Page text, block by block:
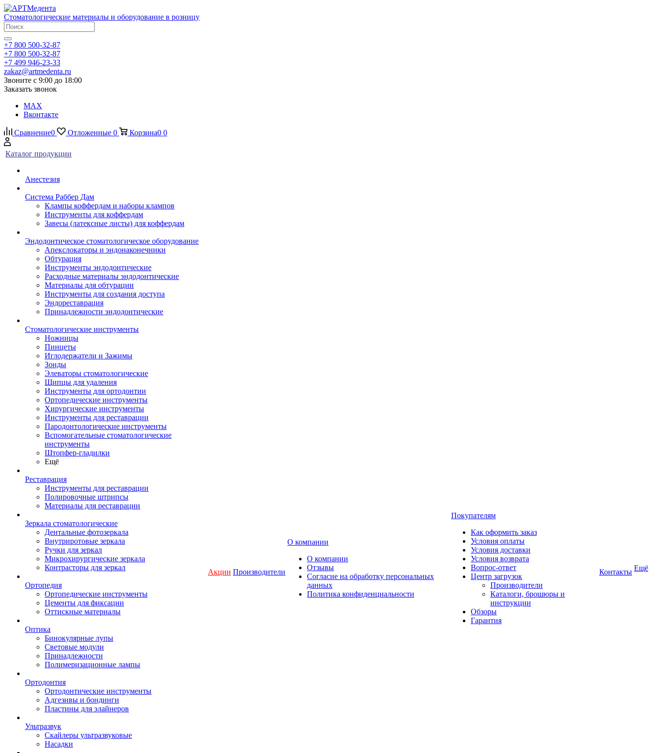
Стоматологические материалы и оборудование в розницу
+7 800 500-32-87
+7 800 500-32-87
+7 499 946-23-33
zakaz@artmedenta.ru
Звоните с 9:00 до 18:00
Заказать звонок
MAX
Вконтакте
Сравнение0 Отложенные 0 Корзина0 0
Каталог продукции
Анестезия
Система Раббер Дам
Клампы коффердам и наборы клампов
Инструменты для коффердам
Завесы (латексные листы) для коффердам
Эндодонтическое стоматологическое оборудование
Апекслокаторы и эндонаконечники
Обтурация
Инструменты эндодонтические
Расходные материалы эндодонтические
Материалы для обтурации
Инструменты для создания доступа
Эндореставрация
Принадлежности эндодонтические
Стоматологические инструменты
Ножницы
Пинцеты
Иглодержатели и Зажимы
Зонды
Элеваторы стоматологические
Щипцы для удаления
Инструменты для ортодонтии
Ортопедические инструменты
Хирургические инструменты
Инструменты для реставрации
Пародонтологические инструменты
Вспомогательные стоматологические
инструменты
Штопфер-гладилки
Ещё
Реставрация
Инструменты для реставрации
Полировочные штрипсы
Материалы для реставрации
Зеркала стоматологические
Дентальные фотозеркала
Внутриротовые зеркала
Ручки для зеркал
Микрохирургические зеркала
Контрасторы для зеркал
Ортопедия
Ортопедические инструменты
Цементы для фиксации
Оттискные материалы
Оптика
Бинокулярные лупы
Световые модули
Принадлежности
Полимеризационные лампы
Ортодонтия
Ортодонтические инструменты
Адгезивы и бондинги
Пластины для элайнеров
Ультразвук
Скайлеры ультразвуковые
Насадки
Акции Производители
О компании
О компании
Отзывы
Согласие на обработку персональных
данных
Политика конфиденциальности
Покупателям
Как оформить заказ
Условия оплаты
Условия доставки
Условия возврата
Вопрос-ответ
Центр загрузок
Производители
Каталоги, брошюры и
инструкции
Обзоры
Гарантия
Контакты Ещё